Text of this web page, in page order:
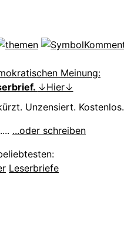
Meinung:
↓Hier↓
Unzensiert. Kostenlos.
...oder schreiben
Leserbriefe